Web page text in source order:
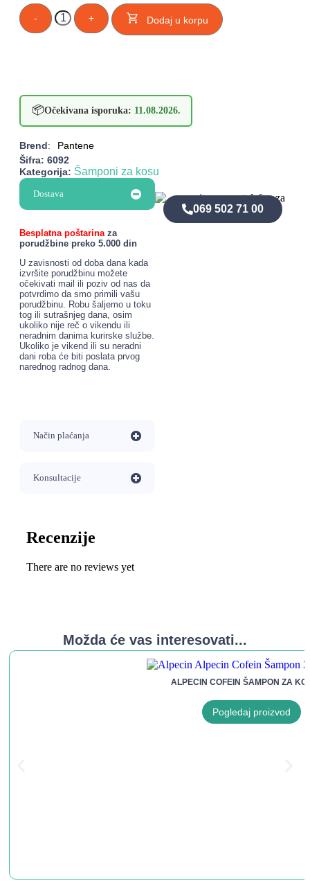
- + Dodaj u korpu
📦Očekivana isporuka: 11.08.2026.
Brend:
Pantene
Šifra: 6092
Kategorija: Šamponi za kosu
Dostava
Besplatna poštarina za
porudžbine preko 5.000 din
U zavisnosti od doba dana kada
izvršite porudžbinu možete
očekivati mail ili poziv od nas da
potvrdimo da smo primili vašu
porudžbinu. Robu šaljemo u toku
tog ili sutrašnjeg dana, osim
ukoliko nije reč o vikendu ili
neradnim danima kurirske službe.
Ukoliko je vikend ili su neradni
dani roba će biti poslata prvog
narednog radnog dana.
Način plaćanja
Konsultacije
069 502 71 00
Recenzije
There are no reviews yet
Možda će vas interesovati...
ALPECIN COFEIN ŠAMPON ZA
Pogledaj proizvod